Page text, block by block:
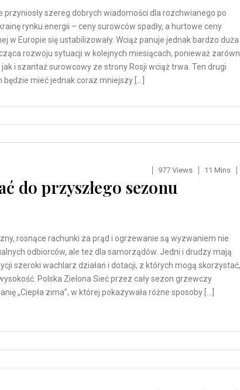
przyniosły szereg dobrych wiadomości dla rozchwianego po
rynku energii – ceny surowców spadły, a hurtowe ceny
w Europie się ustabilizowały. Wciąż panuje jednak bardzo duża
rozwoju sytuacji w kolejnych miesiącach, ponieważ
i szantaż surowcowy ze strony Rosji wciąż trwa. Ten drugi
mieć jednak coraz mniejszy […]
977 Views 11 Mins
do przyszłego sezonu
rosnące rachunki za prąd i ogrzewanie są wyzwaniem nie
odbiorców, ale też dla samorządów. Jedni i drudzy mają
szeroki wachlarz działań i dotacji, z których mogą skorzystać,
Polska Zielona Sieć przez cały sezon grzewczy
„Ciepła zima”, w której pokazywała różne sposoby […]